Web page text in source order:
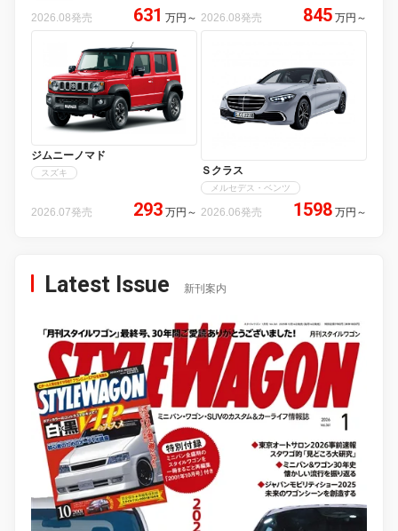
2026.08発売 631 万円 ～ 2026.08発売 845 万円 ～
ジムニーノマド
スズキ
2026.07発売 293 万円 ～
Ｓクラス
メルセデス・ベンツ
2026.06発売 1598 万円 ～
Latest Issue 新刊案内